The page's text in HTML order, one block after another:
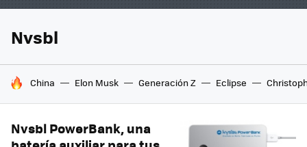
Nvsbl
HOY SE HABLA DE
China Elon Musk Generación Z Eclipse
Nvsbl PowerBank, una